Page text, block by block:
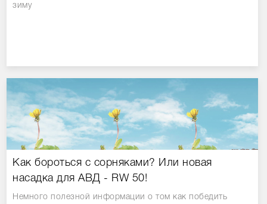
зиму
Как бороться с сорняками? Или новая
насадка для АВД - RW 50!
Немного полезной информации о том как победить